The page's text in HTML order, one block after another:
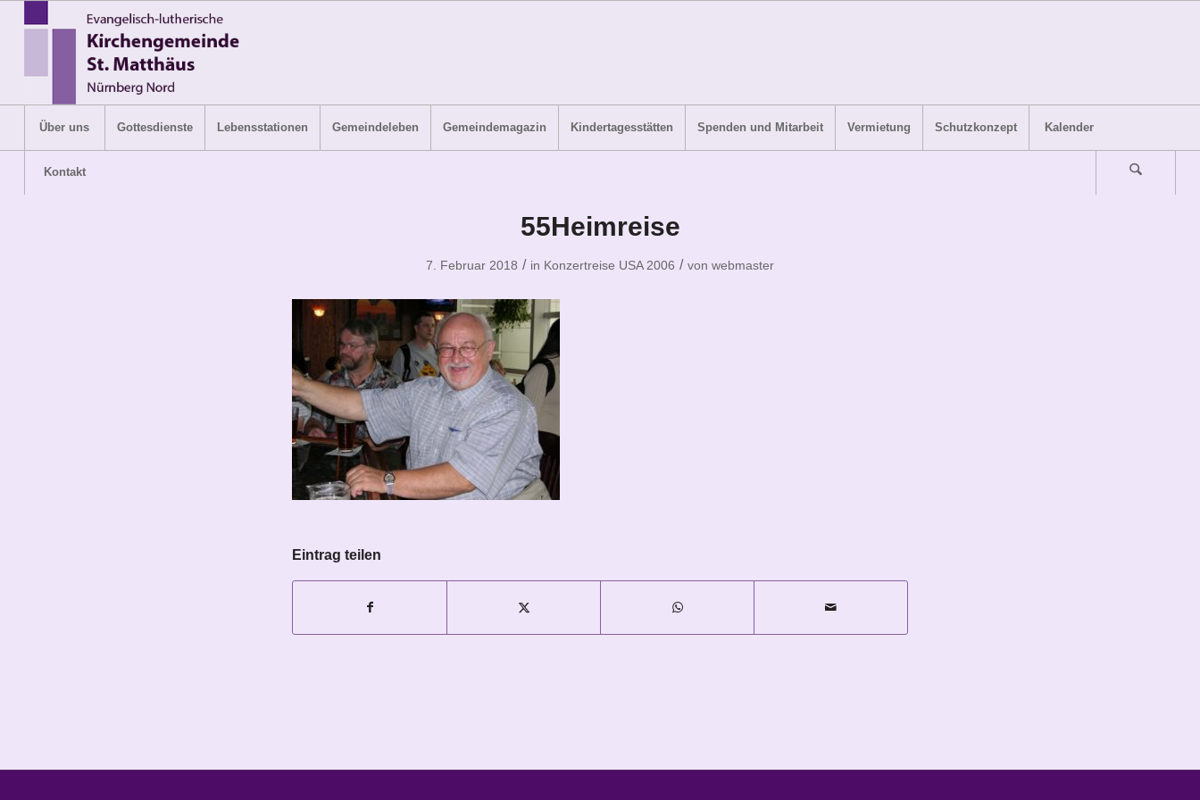
Über uns Gottesdienste Lebensstationen Gemeindeleben Gemeindemagazin Kindertagesstätten Spenden und Mitarbeit Vermietung Schutzkonzept Kalender
Kontakt
55Heimreise
7. Februar 2018 / in Konzertreise USA 2006 / von webmaster
Eintrag teilen